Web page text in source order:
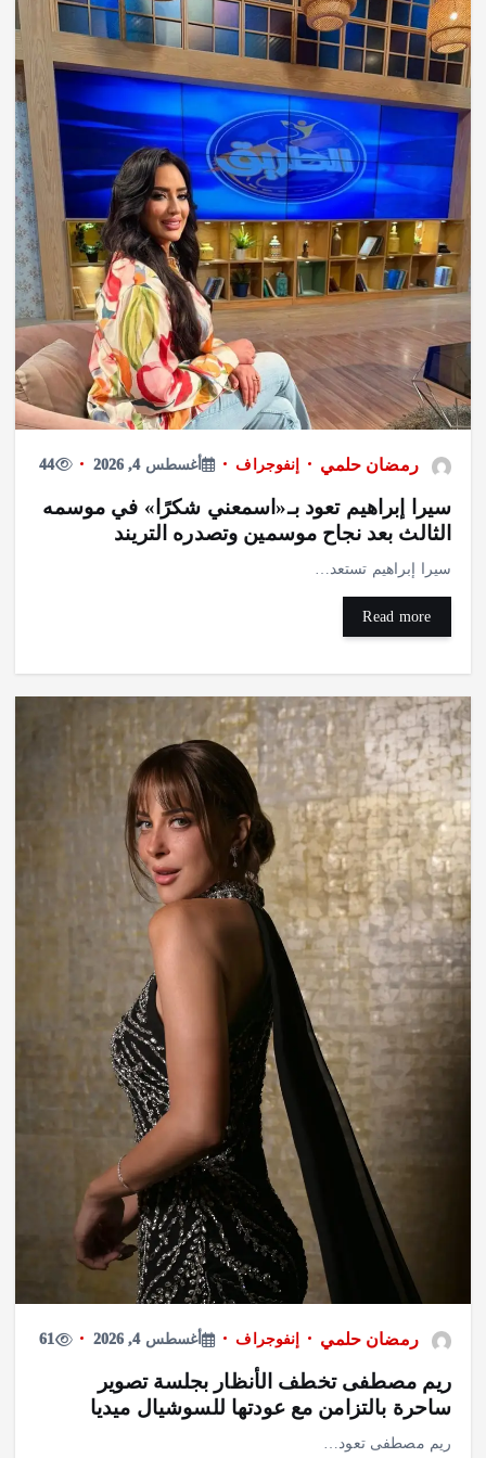
رمضان حلمي إنفوجراف أغسطس 4, 2026 44
سيرا إبراهيم تعود بـ«اسمعني شكرًا» في موسمه
الثالث بعد نجاح موسمين وتصدره التريند
سيرا إبراهيم تستعد…
Read more
رمضان حلمي إنفوجراف أغسطس 4, 2026 61
ريم مصطفى تخطف الأنظار بجلسة تصوير
ساحرة بالتزامن مع عودتها للسوشيال ميديا
ريم مصطفى تعود…